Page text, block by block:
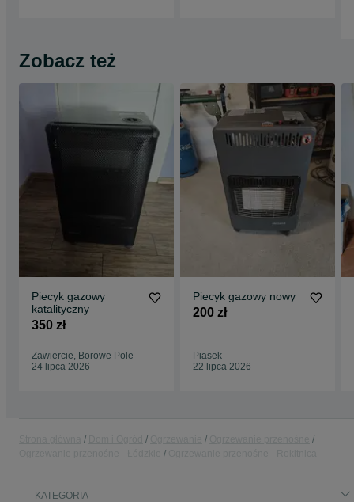
Zobacz też
Piecyk gazowy
katalityczny
350 zł
Zawiercie, Borowe Pole
24 lipca 2026
Piecyk gazowy nowy
200 zł
Piasek
22 lipca 2026
KATEGORIA